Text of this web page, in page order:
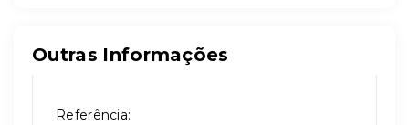
Outras Informações
Referência: